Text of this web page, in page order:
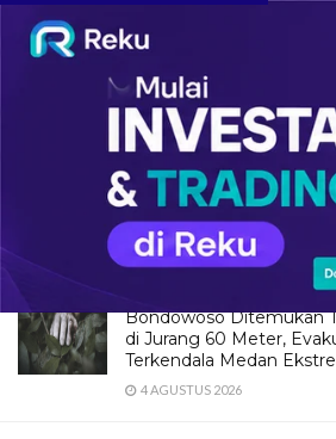
LATEST
7 Wisata Kuliner Legendaris
Jakarta yang Wajib Dicoba
Liburan Akhir Tahun
14 DESEMBER 2025
Dua Pendaki Gunung
Bondowoso Ditemukan
di Jurang 60 Meter,
Terkendala Medan
4 AGUSTUS 2026